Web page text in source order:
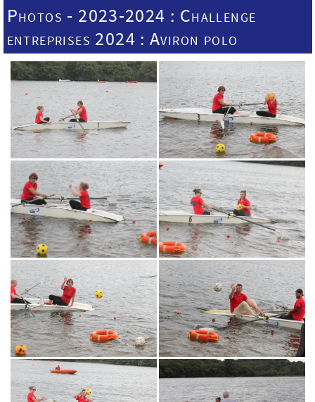
Photos - 2023-2024 : Challenge
entreprises 2024 : Aviron polo